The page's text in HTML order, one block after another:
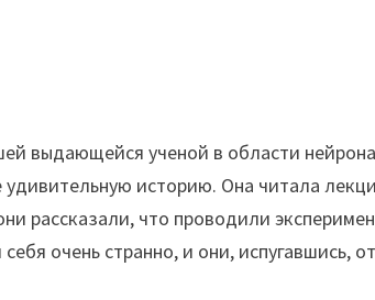
выдающейся ученой в области
историю. Она читала
рассказали, что проводили
очень странно, и они, испугавшись,